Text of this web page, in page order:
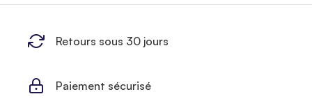
Retours sous 30 jours
Paiement sécurisé